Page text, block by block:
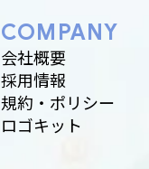
COMPANY
会社概要
採用情報
規約・ポリシー
ロゴキット